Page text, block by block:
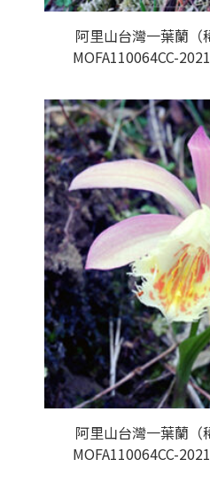
阿里山台灣一葉蘭（
MOFA110064CC-
阿里山台灣一葉蘭（
MOFA110064CC-